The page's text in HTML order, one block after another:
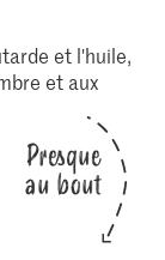
et l'huile,
et aux
Presque
au bout